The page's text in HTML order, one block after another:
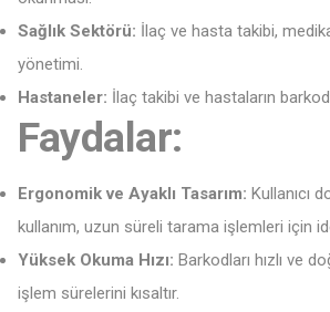
Sağlık Sektörü: İlaç ve hasta takibi,
yönetimi.
Hastaneler: İlaç takibi ve hastaların
Faydalar:
Ergonomik ve Ayaklı Tasarım: Kullanıcı
kullanım, uzun süreli tarama işlemleri için
Yüksek Okuma Hızı: Barkodları hızlı ve
işlem sürelerini kısaltır.